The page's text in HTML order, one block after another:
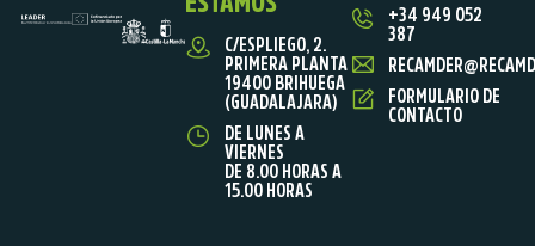
C/ESPLIEGO, 2.
PRIMERA PLANTA
19400 BRIHUEGA
(GUADALAJARA)
DE LUNES A
VIERNES
DE 8.00 HORAS A
15.00 HORAS
+34 949 052
387
FORMULARIO DE
CONTACTO